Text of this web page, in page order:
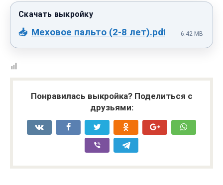
Меховое пальто (2-8 лет).pdf 6.42 MB
Понравилась выкройка? Поделиться с
друзьями: